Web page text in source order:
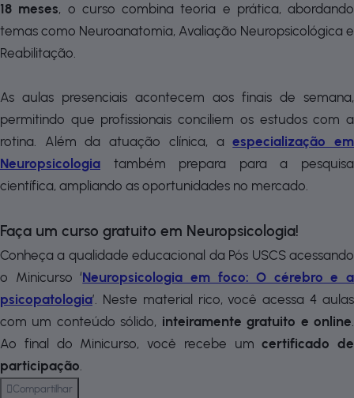
18 meses, o curso combina teoria e prática, abordando
temas como Neuroanatomia, Avaliação Neuropsicológica e
Reabilitação.
As aulas presenciais acontecem aos finais de semana,
permitindo que profissionais conciliem os estudos com a
rotina. Além da atuação clínica, a especialização em
Neuropsicologia
também prepara para a pesquisa
científica, ampliando as oportunidades no mercado.
Faça um curso gratuito em Neuropsicologia!
Conheça a qualidade educacional da Pós USCS acessando
o Minicurso ‘Neuropsicologia em foco: O cérebro e a
psicopatologia’. Neste material rico, você acessa 4 aulas
com um conteúdo sólido, inteiramente gratuito e online.
Ao final do Minicurso, você recebe umcertificado de
participação.
Compartilhar